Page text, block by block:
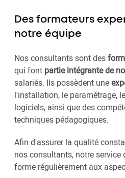
Des formateurs
notre équipe
Nos consultants sont des
qui font partie intégrante de
salariés. Ils possèdent une
l'installation, le paramétrage,
logiciels, ainsi que des
techniques pédagogiques.
Afin d'assurer la qualité
nos consultants, notre
forme régulièrement aux